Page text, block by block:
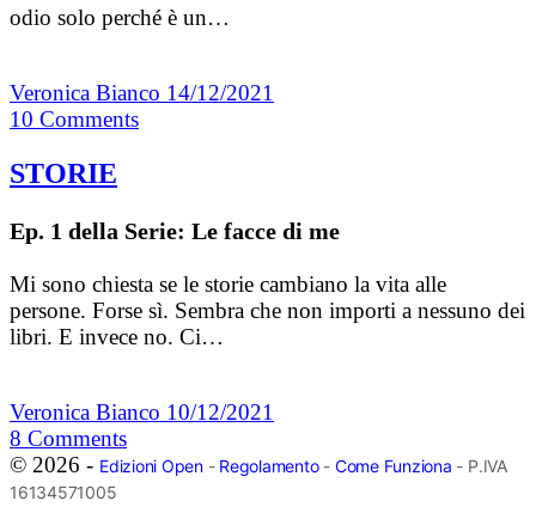
odio solo perché è un…
Veronica Bianco 14/12/2021
10 Comments
STORIE
Ep. 1 della Serie: Le facce di me
Mi sono chiesta se le storie cambiano la vita alle
persone. Forse sì. Sembra che non importi a nessuno dei
libri. E invece no. Ci…
Veronica Bianco 10/12/2021
8 Comments
© 2026 - Edizioni Open- Regolamento- Come Funziona - P.IVA
16134571005